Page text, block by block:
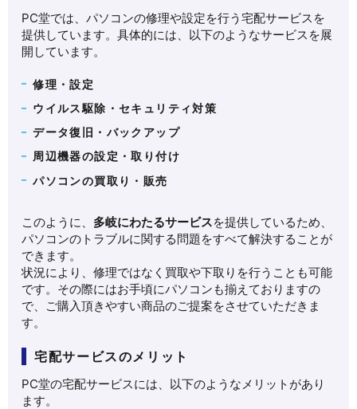
PC堂では、パソコンの修理や設定を行う宅配サービスを
提供しています。具体的には、以下のようなサービスを展
開しています。
修理・設定
ウイルス駆除・セキュリティ対策
データ復旧・バックアップ
周辺機器の設定・取り付け
パソコンの買取り・販売
このように、 多岐にわたるサービスを提供しているため、
パソコンのトラブルに関する問題をすべて解決することが
できます。
状況により、修理ではなく買取や下取りを行うことも可能
です。その際にはお手頃にパソコンも揃えておりますの
で、ご購入頂きやすい商品のご提案をさせていただきま
す。
宅配サービスのメリット
PC堂の宅配サービスには、以下のようなメリットがあり
ます。